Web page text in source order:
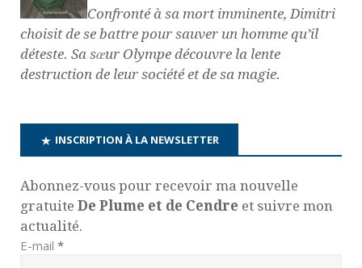
Confronté à sa mort imminente, Dimitri
choisit de se battre pour sauver un homme qu’il
déteste. Sa sœur Olympe découvre la lente
destruction de leur société et de sa magie.
INSCRIPTION À LA NEWSLETTER
Abonnez-vous pour recevoir ma nouvelle
gratuite De Plume et de Cendre et suivre mon
actualité.
E-mail *